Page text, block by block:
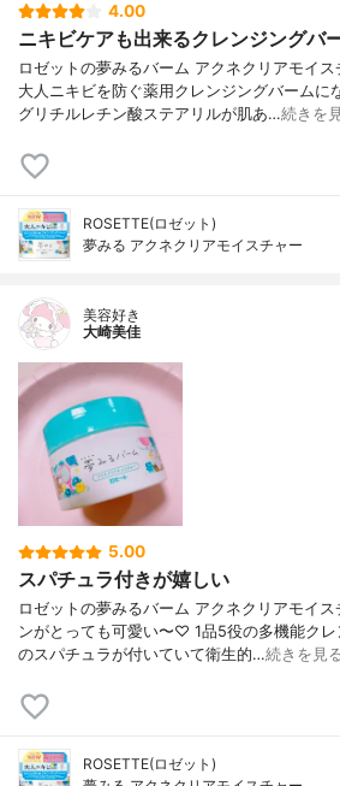
4.00
ニキビケアも出来るクレンジングバ
ロゼットの夢みるバーム アクネクリアモイ
大人ニキビを防ぐ薬用クレンジングバームに
グリチルレチン酸ステアリルが肌あ…続きを
ROSETTE(ロゼット)
夢みる アクネクリアモイスチャー
美容好き
大崎美佳
5.00
スパチュラ付きが嬉しい
ロゼットの夢みるバーム アクネクリアモイ
ンがとっても可愛い〜♡ 1品5役の多機能クレ
のスパチュラが付いていて衛生的…続きを見
ROSETTE(ロゼット)